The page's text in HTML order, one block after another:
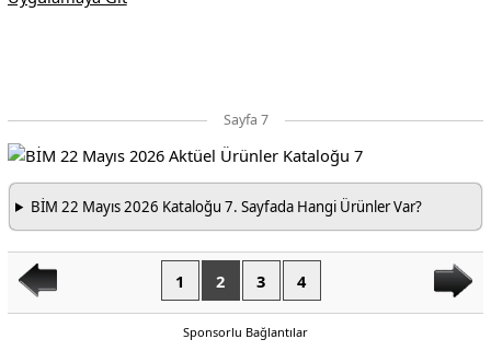
Sayfa 7
BİM 22 Mayıs 2026 Kataloğu 7. Sayfada Hangi Ürünler Var?
1 2 3 4
Sponsorlu Bağlantılar